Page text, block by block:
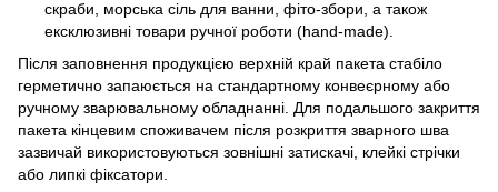
скраби, морська сіль для ванни, фіто-збори, а також
ексклюзивні товари ручної роботи (hand-made).
Після заповнення продукцією верхній край пакета стабіло
герметично запаюється на стандартному конвеєрному або
ручному зварювальному обладнанні. Для подальшого закриття
пакета кінцевим споживачем після розкриття зварного шва
зазвичай використовуються зовнішні затискачі, клейкі стрічки
або липкі фіксатори.